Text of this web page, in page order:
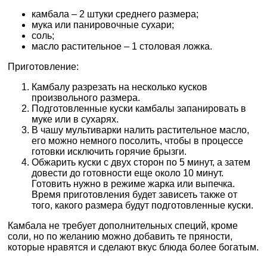
камбала – 2 штуки среднего размера;
мука или панировочные сухари;
соль;
масло растительное – 1 столовая ложка.
Приготовление:
Камбалу разрезать на несколько кусков
произвольного размера.
Подготовленные куски камбалы запанировать в
муке или в сухарях.
В чашу мультиварки налить растительное масло,
его можно немного посолить, чтобы в процессе
готовки исключить горячие брызги.
Обжарить куски с двух сторон по 5 минут, а затем
довести до готовности еще около 10 минут.
Готовить нужно в режиме жарка или выпечка.
Время приготовления будет зависеть также от
того, какого размера будут подготовленные куски.
Камбала не требует дополнительных специй, кроме
соли, но по желанию можно добавить те пряности,
которые нравятся и сделают вкус блюда более богатым.